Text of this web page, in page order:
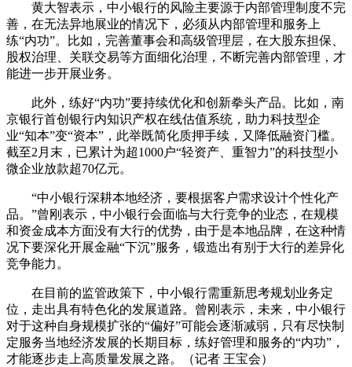
黄大智表示，中小银行的风险主要源于内部管理制度不完
善，在无法异地展业的情况下，必须从内部管理和服务上
练“内功”。比如，完善董事会和高级管理层，在大股东担保、
股权治理、关联交易等方面细化治理，不断完善内部管理，才
能进一步开展业务。
此外，练好“内功”要持续优化和创新拳头产品。比如，南
京银行首创银行内知识产权在线估值系统，助力科技型企
业“知本”变“资本”，此举既简化质押手续，又降低融资门槛。
截至2月末，已累计为超1000户“轻资产、重智力”的科技型小
微企业放款超70亿元。
“中小银行深耕本地经济，要根据客户需求设计个性化产
品。”曾刚表示，中小银行会面临与大行竞争的业态，在规模
和资金成本方面没有大行的优势，由于是本地品牌，在这种情
况下要深化开展金融“下沉”服务，锻造出有别于大行的差异化
竞争能力。
在目前的监管政策下，中小银行需重新思考规划业务定
位，走出具有特色化的发展道路。曾刚表示，未来，中小银行
对于这种自身规模扩张的“偏好”可能会逐渐减弱，只有尽快制
定服务当地经济发展的长期目标，练好管理和服务的“内功”，
才能逐步走上高质量发展之路。（记者 王宝会）